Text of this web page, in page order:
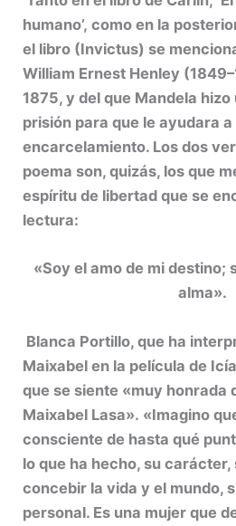
humano’, como en la
el libro (Invictus) se
William Ernest Henley
1875, y del que Mandela hizo
prisión para que le ayudara
encarcelamiento. Los dos
poema son, quizás, los que
espíritu de libertad que se
lectura:
«Soy el amo de mi destino;
alma».
Blanca Portillo, que ha
Maixabel en la película de
que se siente «muy honrada
Maixabel Lasa». «Imagino
consciente de hasta qué
lo que ha hecho, su carácter,
concebir la vida y el mundo,
personal. Es una mujer que